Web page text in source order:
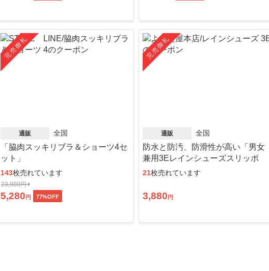
完売御礼
通販 全国
「脇肉スッキリブラ＆ショーツ4セ
ット」
143枚売れています
23,900円
5,280 円 77%OFF
完売御礼
通販 全国
防水と防汚、防滑性が高い「男女
兼用3Eレインシューズスリッポ
ン」
21枚売れています
3,880 円